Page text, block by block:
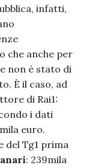
infatti,
che anche per
non è stato di
È il caso, ad
di Rai1:
i dati
euro.
del Tg1 prima
: 239mila